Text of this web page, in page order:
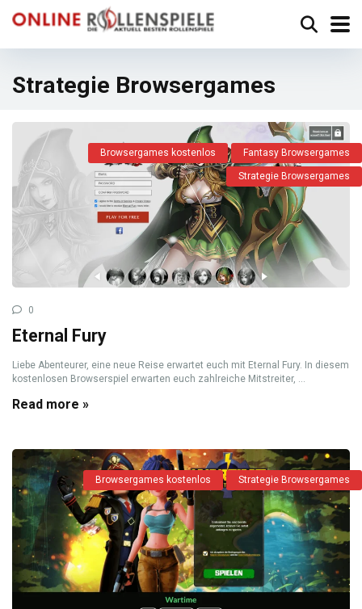
Strategie Browsergames
Browsergames kostenlos Fantasy Browsergames
Strategie Browsergames
0
Eternal Fury
Liebe Abenteurer, eine neue Reise erwartet euch mit Eternal Fury. In diesem
kostenlosen Browserspiel erwarten euch zahlreiche Mitstreiter, ...
Read more »
Browsergames kostenlos Strategie Browsergames